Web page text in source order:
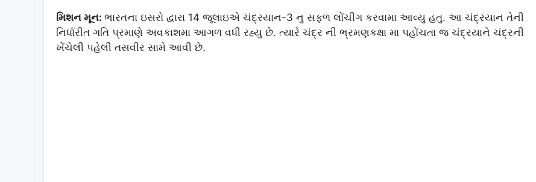
મિશન મૂન: ભારતના ઇસરો દ્વારા 14 જૂલાઇએ ચંદ્રયાન-3 નુ સફળ લોંચીંગ કરવામા આવ્યુ હતુ. આ ચંદ્રયાન તેની
નિર્ધારીત ગતિ પ્રમાણે અવકાશમા આગળ વધી રહ્યુ છે. ત્યારે ચંદ્ર ની ભ્રમણકક્ષા મા પહોંચતા જ ચંદ્રયાને ચંદ્રની
ખેંચેલી પહેલી તસવીર સામે આવી છે.